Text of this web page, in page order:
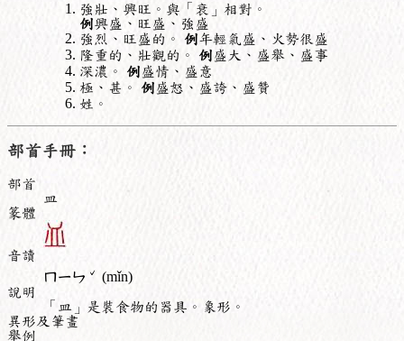
強壯、興旺。與「衰」相對。
例興盛、旺盛、強盛
強烈、旺盛的。 例年輕氣盛、火勢很盛
隆重的、壯觀的。 例盛大、盛舉、盛事
深濃。 例盛情、盛意
極、甚。 例盛怒、盛誇、盛贊
姓。
部首手冊：
部首
皿
篆體
音讀
ㄇㄧㄣ ˇ (mǐn)
說明
「皿」是裝食物的器具。象形。
異形及筆畫
舉例